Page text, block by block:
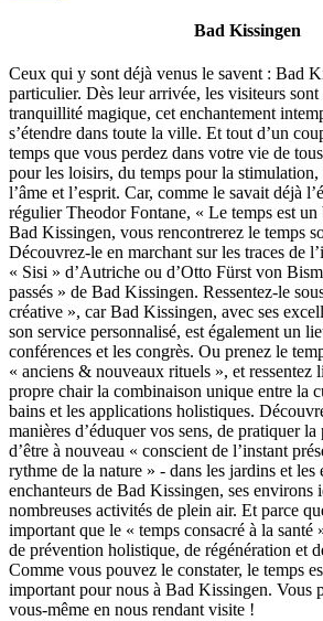
Bad Kissingen
Ceux qui y sont déjà venus le savent : Bad
particulier. Dès leur arrivée, les visiteurs sont
tranquillité magique, cet enchantement
s’étendre dans toute la ville. Et tout d’un
temps que vous perdez dans votre vie de
pour les loisirs, du temps pour la
l’âme et l’esprit. Car, comme le savait déjà
régulier Theodor Fontane, « Le temps est un
Bad Kissingen, vous rencontrerez le temps
Découvrez-le en marchant sur les traces de
« Sisi » d’Autriche ou d’Otto Fürst von
passés » de Bad Kissingen. Ressentez-le
créative », car Bad Kissingen, avec ses
son service personnalisé, est également un
conférences et les congrès. Ou prenez le
« anciens & nouveaux rituels », et ressentez
propre chair la combinaison unique entre la
bains et les applications holistiques.
manières d’éduquer vos sens, de pratiquer
d’être à nouveau « conscient de l’instant
rythme de la nature » - dans les jardins et les
enchanteurs de Bad Kissingen, ses environs
nombreuses activités de plein air. Et parce
important que le « temps consacré à la santé
de prévention holistique, de régénération et
Comme vous pouvez le constater, le temps
important pour nous à Bad Kissingen. Vous
vous-même en nous rendant visite !